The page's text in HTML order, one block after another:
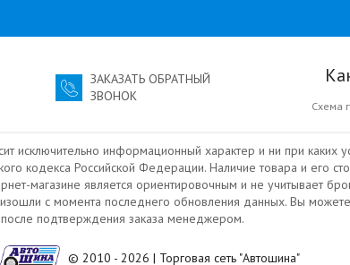
ЗАКАЗАТЬ ОБРАТНЫЙ
ЗВОНОК
Схема
исключительно информационный характер и ни при каких
кодекса Российской Федерации. Наличие товара и его
магазине является ориентировочным и не учитывает
с момента последнего обновления данных. Вы
после подтверждения заказа менеджером.
© 2010 - 2026 | Торговая сеть "Автошина"